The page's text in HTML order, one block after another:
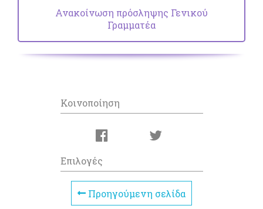
Ανακοίνωση πρόσληψης Γενικού
Γραμματέα
Κοινοποίηση
Επιλογές
Προηγούμενη σελίδα